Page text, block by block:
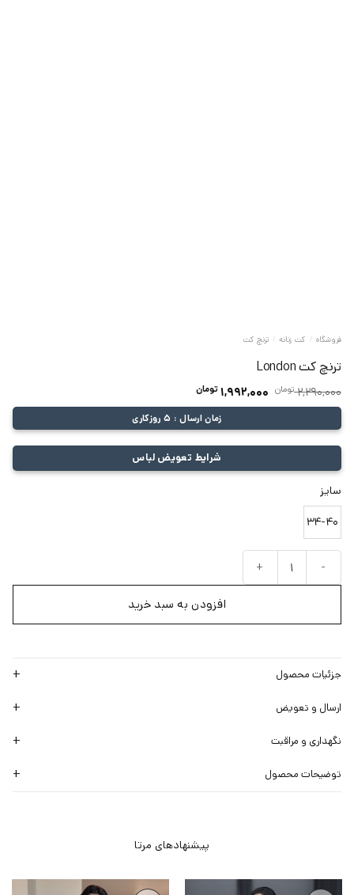
فروشگاه / کت زنانه / ترنچ کت
ترنچ کت London
2,290,000 تومان قیمت
اصلی:
2,290,000 تومان
1,992,000 تومانقیمت
فعلی:
1,992,000 تومان.
زمان ارسال : 5 روزکاری
شرایط تعویض لباس
سایز
34-40
افزودن به سبد خرید
جزئیات محصول
ارسال و تعویض
نگهداری و مراقبت
توضیحات محصول